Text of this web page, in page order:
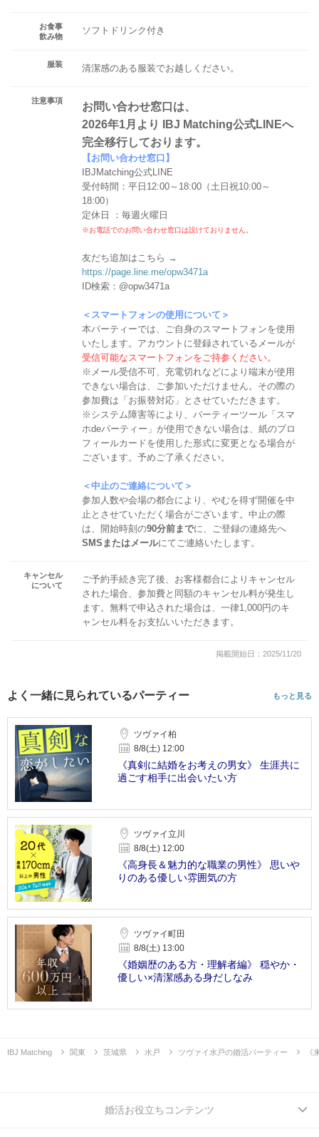
お食事
飲み物
ソフトドリンク付き
服装 清潔感のある服装でお越しください。
注意事項
お問い合わせ窓口は、
2026年1月より IBJ Matching公式LINEへ
完全移行しております。
【お問い合わせ窓口】
IBJMatching公式LINE
受付時間：平日12:00～18:00（土日祝10:00～
18:00）
定休日 ：毎週火曜日
※お電話でのお問い合わせ窓口は設けておりません。
友だち追加はこちら →
https://page.line.me/opw3471a
ID検索：@opw3471a
＜スマートフォンの使用について＞
本パーティーでは、ご自身のスマートフォンを使用
いたします。アカウントに登録されているメールが
受信可能なスマートフォンをご持参ください。
※メール受信不可、充電切れなどにより端末が使用
できない場合は、ご参加いただけません。その際の
参加費は「お振替対応」とさせていただきます。
※システム障害等により、パーティーツール「スマ
ホdeパーティー」が使用できない場合は、紙のプロ
フィールカードを使用した形式に変更となる場合が
ございます。予めご了承ください。
＜中止のご連絡について＞
参加人数や会場の都合により、やむを得ず開催を中
止とさせていただく場合がございます。中止の際
は、開始時刻の90分前までに、ご登録の連絡先へ
SMSまたはメールにてご連絡いたします。
キャンセル
について
ご予約手続き完了後、お客様都合によりキャンセル
された場合、参加費と同額のキャンセル料が発生し
ます。無料で申込された場合は、一律1,000円のキ
ャンセル料をお支払いいただきます。
掲載開始日：2025/11/20
よく一緒に見られているパーティー もっと見る
ツヴァイ柏
8/8(土) 12:00
《真剣に結婚をお考えの男女》 生涯共に
過ごす相手に出会いたい方
ツヴァイ立川
8/8(土) 12:00
《高身長＆魅力的な職業の男性》 思いや
りのある優しい雰囲気の方
ツヴァイ町田
8/8(土) 13:00
《婚姻歴のある方・理解者編》 穏やか・
優しい×清潔感ある身だしなみ
IBJ Matching 関東 茨城県 水戸 ツヴァイ水戸の婚活パーティー 《
婚活お役立ちコンテンツ